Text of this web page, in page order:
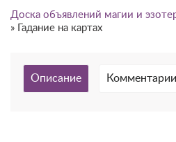
Доска объявлений магии и
»
Гадание на картах
Описание Комментарии